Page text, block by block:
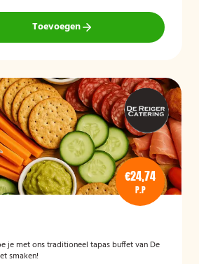
Toevoegen
€24,74
P.P
je met ons traditioneel tapas buffet van De
smaken!